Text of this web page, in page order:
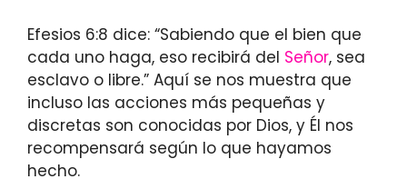
Efesios 6:8 dice: “Sabiendo que el bien que
cada uno haga, eso recibirá del Señor, sea
esclavo o libre.” Aquí se nos muestra que
incluso las acciones más pequeñas y
discretas son conocidas por Dios, y Él nos
recompensará según lo que hayamos
hecho.